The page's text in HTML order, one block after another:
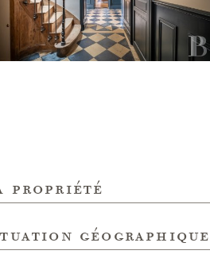
propriété
géographique